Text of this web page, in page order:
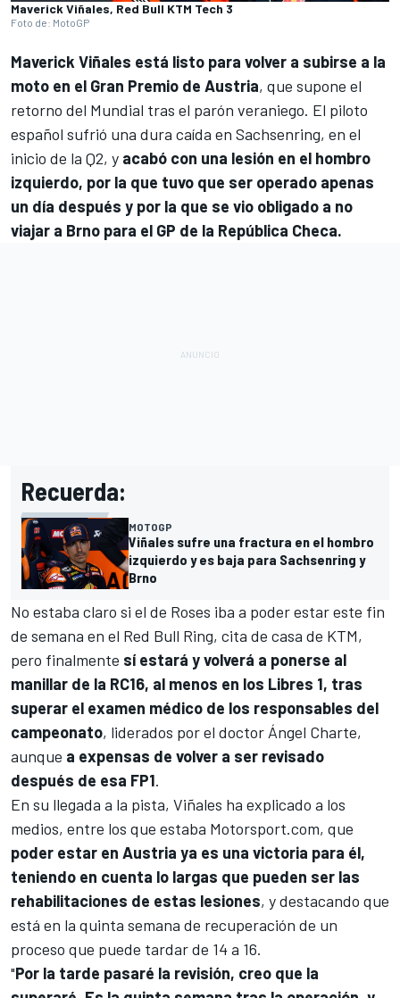
Maverick Viñales, Red Bull KTM Tech 3
Foto de: MotoGP
Maverick Viñales está listo para volver a subirse a la
moto en el Gran Premio de Austria, que supone el
retorno del Mundial tras el parón veraniego. El piloto
español sufrió una dura caída en Sachsenring, en el
inicio de la Q2, y acabó con una lesión en el hombro
izquierdo, por la que tuvo que ser operado apenas
un día después y por la que se vio obligado a no
viajar a Brno para el GP de la República Checa.
Recuerda:
MOTOGP
Viñales sufre una fractura en el hombro
izquierdo y es baja para Sachsenring y
Brno
No estaba claro si el de Roses iba a poder estar este fin
de semana en el Red Bull Ring, cita de casa de KTM,
pero finalmente sí estará y volverá a ponerse al
manillar de la RC16, al menos en los Libres 1, tras
superar el examen médico de los responsables del
campeonato, liderados por el doctor Ángel Charte,
aunque a expensas de volver a ser revisado
después de esa FP1.
En su llegada a la pista, Viñales ha explicado a los
medios, entre los que estaba Motorsport.com, que
poder estar en Austria ya es una victoria para él,
teniendo en cuenta lo largas que pueden ser las
rehabilitaciones de estas lesiones, y destacando que
está en la quinta semana de recuperación de un
proceso que puede tardar de 14 a 16.
"Por la tarde pasaré la revisión, creo que la